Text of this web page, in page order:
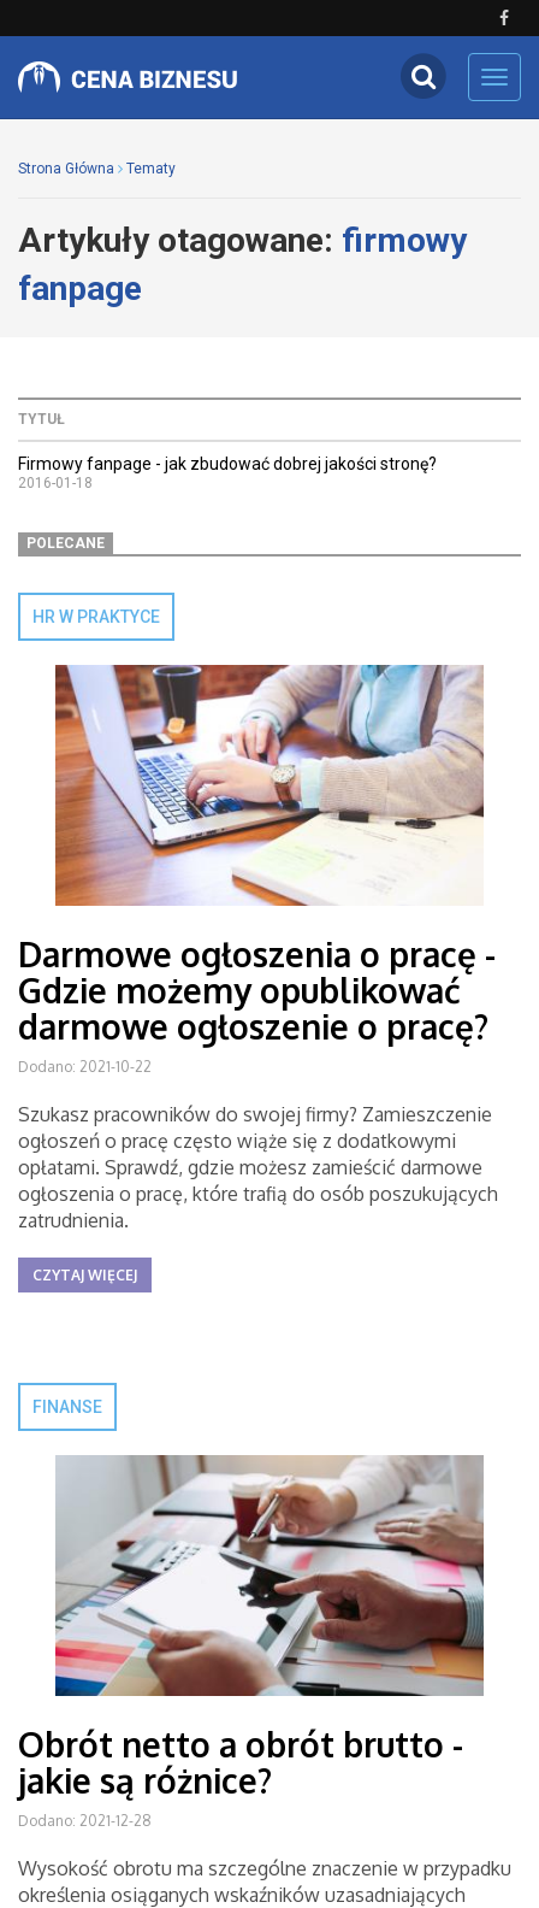
Strona Główna Tematy
Artykuły otagowane: firmowy
fanpage
TYTUŁ
Firmowy fanpage - jak zbudować dobrej jakości stronę?
2016-01-18
POLECANE
HR W PRAKTYCE
Darmowe ogłoszenia o pracę -
Gdzie możemy opublikować
darmowe ogłoszenie o pracę?
Dodano: 2021-10-22
Szukasz pracowników do swojej firmy? Zamieszczenie
ogłoszeń o pracę często wiąże się z dodatkowymi
opłatami. Sprawdź, gdzie możesz zamieścić darmowe
ogłoszenia o pracę, które trafią do osób poszukujących
zatrudnienia.
CZYTAJ WIĘCEJ
FINANSE
Obrót netto a obrót brutto -
jakie są różnice?
Dodano: 2021-12-28
Wysokość obrotu ma szczególne znaczenie w przypadku
określenia osiąganych wskaźników uzasadniających